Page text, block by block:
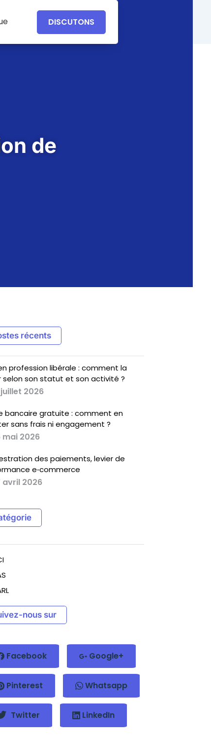
DISCUTONS
de
récents
profession libérale : comment la
selon son statut et son activité ?
juillet 2026
bancaire gratuite : comment en
sans frais ni engagement ?
mai 2026
des paiements, levier de
e‑commerce
avril 2026
nous sur
Facebook Google+
Pinterest Whatsapp
Twitter LinkedIn